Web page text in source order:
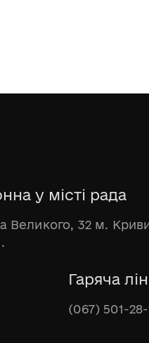
у місті рада
Великого, 32 м.
Гаряча
(067) 501-